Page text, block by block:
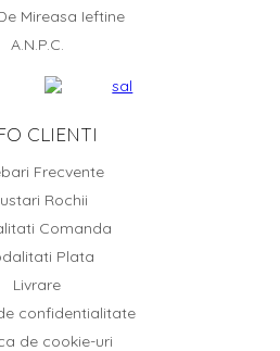
Mireasa Ieftine
A.N.P.C.
CLIENTI
Frecvente
Rochii
Comanda
Plata
Livrare
confidentialitate
de cookie-uri